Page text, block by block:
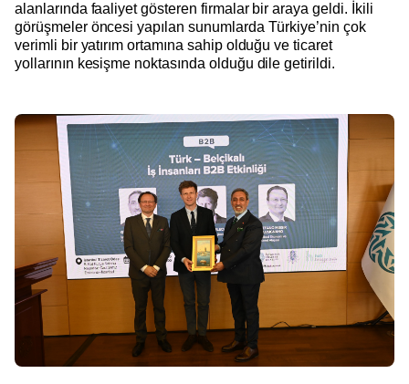
alanlarında faaliyet gösteren firmalar bir araya geldi. İkili
görüşmeler öncesi yapılan sunumlarda Türkiye’nin çok
verimli bir yatırım ortamına sahip olduğu ve ticaret
yollarının kesişme noktasında olduğu dile getirildi.